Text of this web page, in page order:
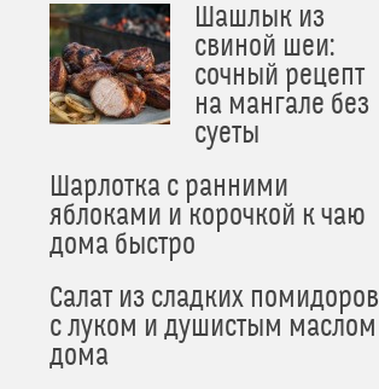
Шашлык из
свиной шеи:
сочный рецепт
на мангале без
суеты
Шарлотка с ранними
яблоками и корочкой к чаю
дома быстро
Салат из сладких помидоров
с луком и душистым маслом
дома